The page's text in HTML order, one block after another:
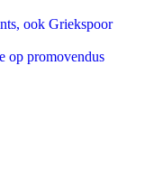
ook Griekspoor
op promovendus